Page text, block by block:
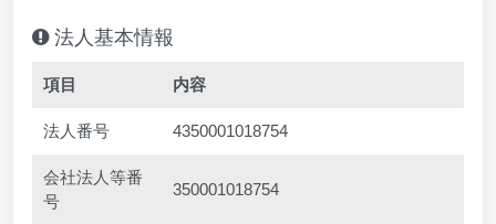
法人基本情報
項目 内容
法人番号 4350001018754
会社法人等番
号
350001018754